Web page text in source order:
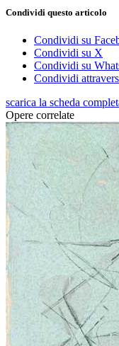
Condividi questo articolo
Condividi su
Condividi su X
Condividi su
Condividi
scarica la scheda
Opere correlate